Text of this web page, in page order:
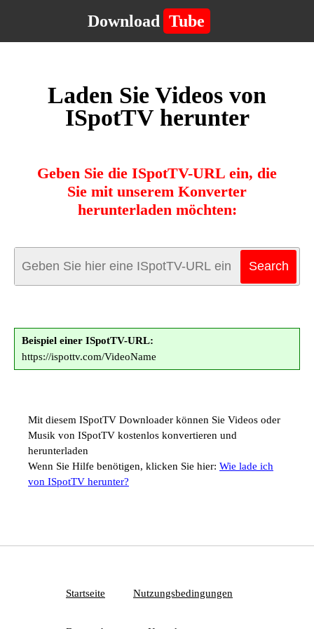
Download Tube
Laden Sie Videos von
ISpotTV herunter
Geben Sie die ISpotTV-URL ein, die
Sie mit unserem Konverter
herunterladen möchten:
Beispiel einer ISpotTV-URL:
https://ispottv.com/VideoName
Mit diesem ISpotTV Downloader können Sie Videos oder
Musik von ISpotTV kostenlos konvertieren und
herunterladen
Wenn Sie Hilfe benötigen, klicken Sie hier: Wie lade ich
von ISpotTV herunter?
Startseite Nutzungsbedingungen